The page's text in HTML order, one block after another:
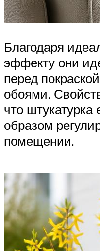
Благодаря
эффекту они
перед
обоями.
что штукатурка
образом
помещении.